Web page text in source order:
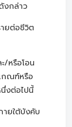
งกล่าว
ยต่อชีวิต
/หรือโอน
กณฑ์หรือ
งต่อไปนี้
ยใต้บังคับ